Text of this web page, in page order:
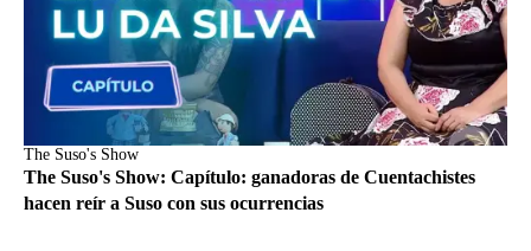
The Suso's Show
The Suso's Show: Capítulo: ganadoras de Cuentachistes
hacen reír a Suso con sus ocurrencias